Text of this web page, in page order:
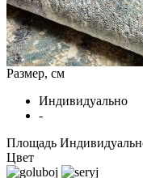
Размер, см
Индивидуально
-
Площадь
Цвет